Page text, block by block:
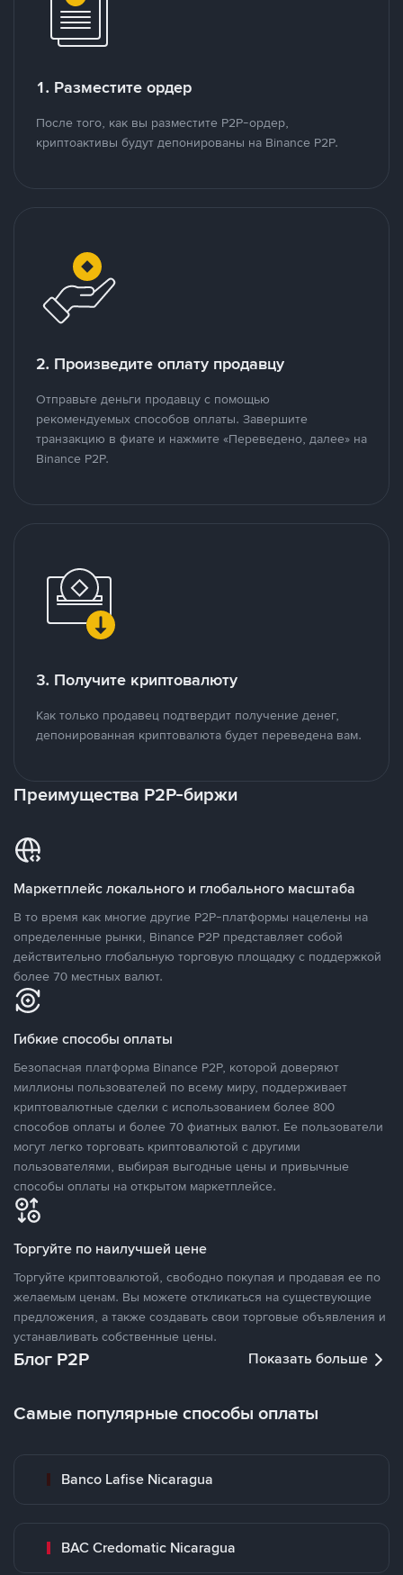
1. Разместите ордер
После того, как вы разместите P2P-ордер,
криптоактивы будут депонированы на Binance P2P.
2. Произведите оплату продавцу
Отправьте деньги продавцу с помощью
рекомендуемых способов оплаты. Завершите
транзакцию в фиате и нажмите «Переведено, далее» на
Binance P2P.
3. Получите криптовалюту
Как только продавец подтвердит получение денег,
депонированная криптовалюта будет переведена вам.
Преимущества P2P-биржи
Маркетплейс локального и глобального масштаба
В то время как многие другие P2P-платформы нацелены на
определенные рынки, Binance P2P представляет собой
действительно глобальную торговую площадку с поддержкой
более 70 местных валют.
Гибкие способы оплаты
Безопасная платформа Binance P2P, которой доверяют
миллионы пользователей по всему миру, поддерживает
криптовалютные сделки с использованием более 800
способов оплаты и более 70 фиатных валют. Ее пользователи
могут легко торговать криптовалютой с другими
пользователями, выбирая выгодные цены и привычные
способы оплаты на открытом маркетплейсе.
Торгуйте по наилучшей цене
Торгуйте криптовалютой, свободно покупая и продавая ее по
желаемым ценам. Вы можете откликаться на существующие
предложения, а также создавать свои торговые объявления и
устанавливать собственные цены.
Блог P2P Показать больше
Самые популярные способы оплаты
Banco Lafise Nicaragua
BAC Credomatic Nicaragua